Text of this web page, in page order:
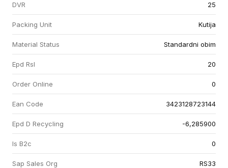
DVR 25
Packing Unit Kutija
Material Status Standardni obim
Epd Rsl 20
Order Online 0
Ean Code 3423128723144
Epd D Recycling -6,285900
Is B2c 0
Sap Sales Org RS33